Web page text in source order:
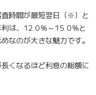
査時間が最短翌日（※）と
利は、12.0％～15.0％と
なのが大きな魅力です。
くなるほど利息の総額に